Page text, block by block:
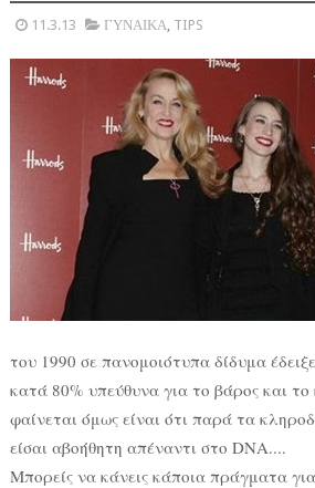
11.3.13 ΓΥΝΑΙΚΑ, TIPS
του 1990 σε πανομοιότυπα δίδυμα
κατά 80% υπεύθυνα για το βάρος και
φαίνεται όμως είναι ότι παρά τα
είσαι αβοήθητη απέναντι στο DNA....
Μπορείς να κάνεις κάποια πράγματα